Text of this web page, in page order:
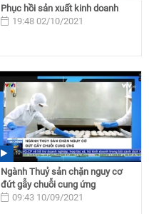
Phục hồi sản xuất kinh doanh
19:48 02/10/2021
Ngành Thuỷ sản chặn nguy cơ
đứt gẫy chuỗi cung ứng
09:43 10/09/2021